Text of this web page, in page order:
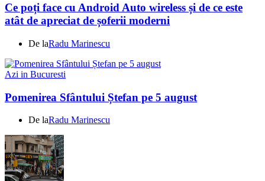
Ce poți face cu Android Auto wireless și de ce este
atât de apreciat de șoferii moderni
De laRadu Marinescu
Azi in Bucuresti
Pomenirea Sfântului Ștefan pe 5 august
De laRadu Marinescu